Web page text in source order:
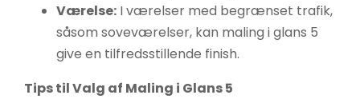
Værelse:I værelser med begrænset trafik,
såsom soveværelser, kan maling i glans 5
give en tilfredsstillende finish.
Tips til Valg af Maling i Glans 5